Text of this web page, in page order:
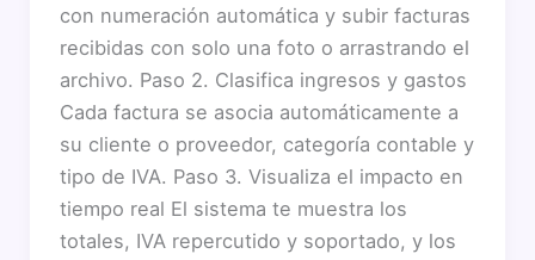
con numeración automática y subir facturas
recibidas con solo una foto o arrastrando el
archivo. Paso 2. Clasifica ingresos y gastos
Cada factura se asocia automáticamente a
su cliente o proveedor, categoría contable y
tipo de IVA. Paso 3. Visualiza el impacto en
tiempo real El sistema te muestra los
totales, IVA repercutido y soportado, y los